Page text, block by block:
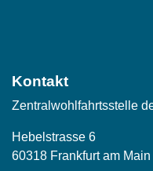
Kontakt
Zentralwohlfahrtsstelle
Hebelstrasse 6
60318 Frankfurt am Main